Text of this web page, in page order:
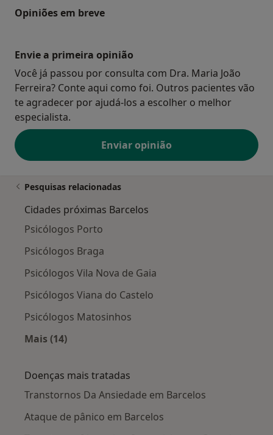
Opiniões em breve
Envie a primeira opinião
Você já passou por consulta com Dra. Maria João
Ferreira? Conte aqui como foi. Outros pacientes vão
te agradecer por ajudá-los a escolher o melhor
especialista.
Enviar opinião
Pesquisas relacionadas
Cidades próximas Barcelos
Psicólogos Porto
Psicólogos Braga
Psicólogos Vila Nova de Gaia
Psicólogos Viana do Castelo
Psicólogos Matosinhos
Mais (14)
Doenças mais tratadas
Transtornos Da Ansiedade em Barcelos
Ataque de pânico em Barcelos